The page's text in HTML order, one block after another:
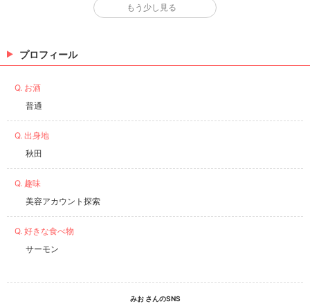
もう少し見る
プロフィール
Q. お酒
普通
Q. 出身地
秋田
Q. 趣味
美容アカウント探索
Q. 好きな食べ物
サーモン
みお さんのSNS